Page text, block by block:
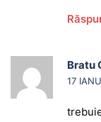
Bratu
17